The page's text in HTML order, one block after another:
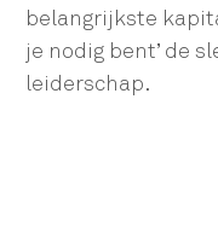
belangrijkste
je nodig bent’ de
leiderschap.